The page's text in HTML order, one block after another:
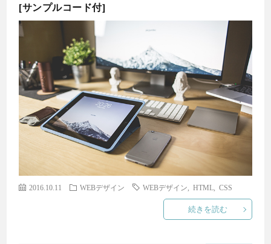
[サンプルコード付]
2016.10.11 WEBデザイン WEBデザイン ,HTML ,CSS
続きを読む